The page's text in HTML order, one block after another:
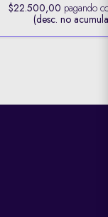
$22.500,00 pagando
(desc. no